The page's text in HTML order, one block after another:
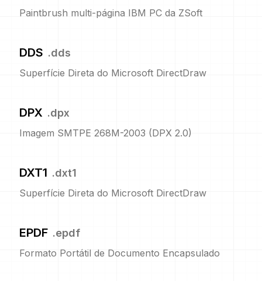
Paintbrush multi-página IBM PC da ZSoft
DDS .dds
Superfície Direta do Microsoft DirectDraw
DPX .dpx
Imagem SMTPE 268M-2003 (DPX 2.0)
DXT1 .dxt1
Superfície Direta do Microsoft DirectDraw
EPDF .epdf
Formato Portátil de Documento Encapsulado